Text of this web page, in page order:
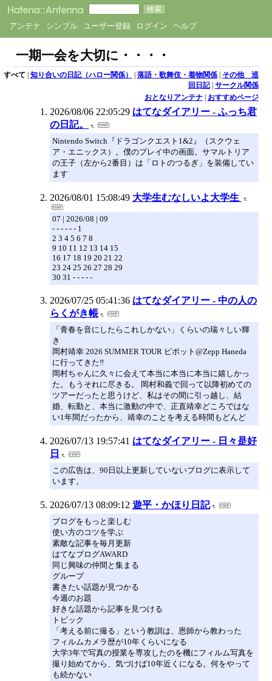
アンテナ シンプル ユーザー登録 ログイン ヘルプ
一期一会を大切に・・・・
すべて | 知り合いの日記（ハロー関係） | 落語・歌舞伎・着物関係| その他 巡
回日記| サークル関係
おとなりアンテナ| おすすめページ
2026/08/06 22:05:29 はてなダイアリー - ふっち君
の日記。
Nintendo Switch『ドラゴンクエスト1&2』（スクウェ
ア・エニックス）。僕のプレイ中の画面。サマルトリア
の王子（左から2番目）は「ロトのつるぎ」を装備してい
ます
2026/08/01 15:08:49 大学生むなしいよ大学生
07 | 2026/08 | 09
- - - - - - 1
2 3 4 5 6 7 8
9 10 11 12 13 14 15
16 17 18 19 20 21 22
23 24 25 26 27 28 29
30 31 - - - - -
2026/07/25 05:41:36 はてなダイアリー - 中の人の
らくがき帳
「青春を音にしたらこれしかない」くらいの瑞々しい輝
き
岡村靖幸 2026 SUMMER TOUR ピポット@Zepp Haneda
に行ってきた‼️
岡村ちゃんに久々に会えて本当に本当に本当に嬉しかっ
た。もうそれに尽きる。 岡村和義で回って以降初めての
ツアーだったと思うけど、私はその間に引っ越し、結
婚、転勤と、本当に激動の中で、正直靖幸どころではな
い1年間だったから、靖幸のことを考える時間もどんど
2026/07/13 19:57:41 はてなダイアリー - 日々是好
日
この広告は、90日以上更新していないブログに表示して
います。
2026/07/13 08:09:12 遊平・かほり日記
ブログをもっと楽しむ
使い方のコツを学ぶ
素敵な記事を毎月更新
はてなブログAWARD
同じ興味の仲間と集まる
グループ
書きたい話題が見つかる
今週のお題
好きな話題から記事を見つける
トピック
「考える前に撮る」という教訓は、恩師から教わった
フィルムカメラ歴が10年くらいになる
大学3年で写真の授業を専攻したのを機にフィルム写真を
撮り始めてから、気づけば10年近くになる。何をやって
も続かない